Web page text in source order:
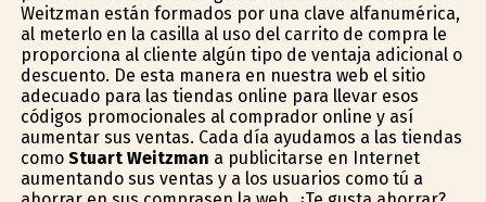
Weitzman están formados por una clave alfanumérica,
al meterlo en la casilla al uso del carrito de compra le
proporciona al cliente algún tipo de ventaja adicional o
descuento. De esta manera en nuestra web el sitio
adecuado para las tiendas online para llevar esos
códigos promocionales al comprador online y así
aumentar sus ventas. Cada día ayudamos a las tiendas
como Stuart Weitzman a publicitarse en Internet
aumentando sus ventas y a los usuarios como tú a